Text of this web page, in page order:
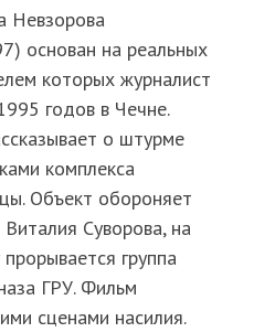
Невзорова
основан на реальных
которых журналист
годов в Чечне.
о штурме
комплекса
Объект обороняет
Суворова, на
группа
ГРУ. Фильм
сценами насилия.